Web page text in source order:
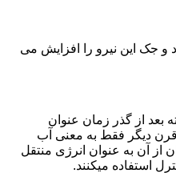
جک این نیرو را افزایش می
بعد از گذر زمان عنوان
دیگر فقط به معنی آب
آن به عنوان انرژی منتقل
استفاده میکنند.